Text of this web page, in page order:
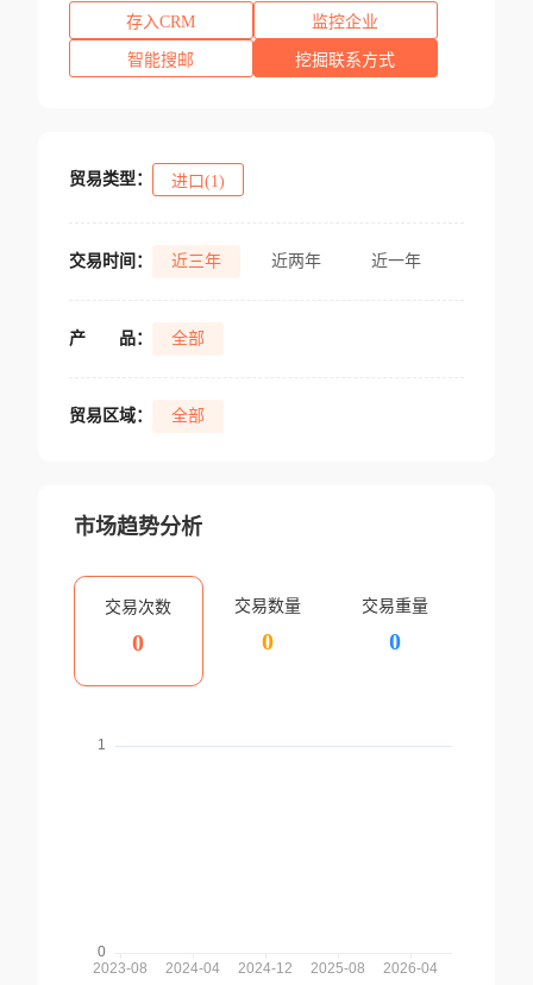
存入CRM 监控企业
智能搜邮 挖掘联系方式
贸易类型： 进口(1)
交易时间： 近三年 近两年 近一年
产 品： 全部
贸易区域： 全部
市场趋势分析
交易次数
0
交易数量
0
交易重量
0